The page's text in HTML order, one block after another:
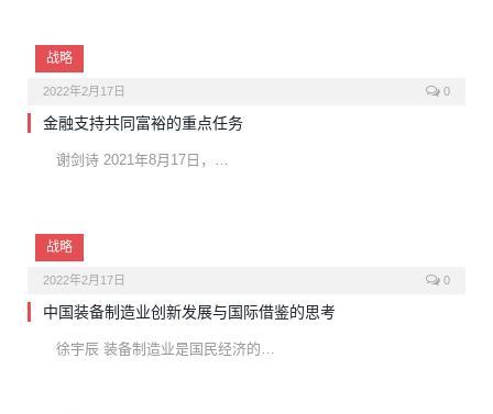
战略
2022年2月17日 0
金融支持共同富裕的重点任务
谢剑诗 2021年8月17日，…
战略
2022年2月17日 0
中国装备制造业创新发展与国际借鉴的思考
徐宇辰 装备制造业是国民经济的…